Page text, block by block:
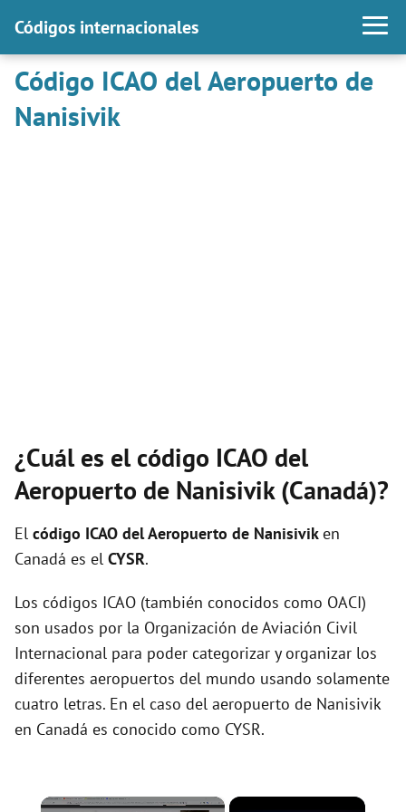
Códigos internacionales
Código ICAO del Aeropuerto de
Nanisivik
¿Cuál es el código ICAO del
Aeropuerto de Nanisivik (Canadá)?
El código ICAO delAeropuerto de Nanisiviken
Canadá es el CYSR.
Los códigos ICAO (también conocidos como OACI)
son usados por la Organización de Aviación Civil
Internacional para poder categorizar y organizar los
diferentes aeropuertos del mundo usando solamente
cuatro letras. En el caso del aeropuerto de Nanisivik
en Canadá es conocido como CYSR.
×